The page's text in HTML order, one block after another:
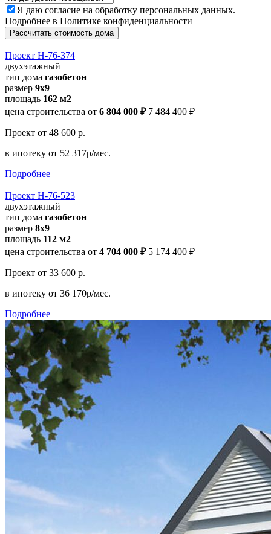
Я даю согласие на обработку персональных данных.
Подробнее в Политике конфиденциальности
Рассчитать стоимость дома
Проект Н-76-374
двухэтажный
тип дома газобетон
размер 9x9
площадь 162 м2
цена строительства от 6 804 000 ₽ 7 484 400 ₽
Проект от 48 600 р.
в ипотеку от 52 317р/мес.
Подробнее
Проект Н-76-523
двухэтажный
тип дома газобетон
размер 8х9
площадь 112 м2
цена строительства от 4 704 000 ₽ 5 174 400 ₽
Проект от 33 600 р.
в ипотеку от 36 170р/мес.
Подробнее